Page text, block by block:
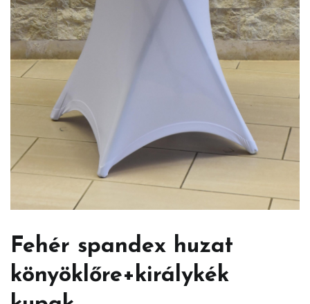
Fehér spandex huzat
könyöklőre+királykék